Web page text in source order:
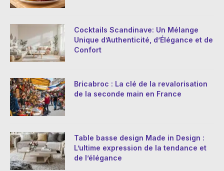
Cocktails Scandinave: Un Mélange
Unique d’Authenticité, d’Élégance et de
Confort
Bricabroc : La clé de la revalorisation
de la seconde main en France
Table basse design Made in Design :
L’ultime expression de la tendance et
de l’élégance